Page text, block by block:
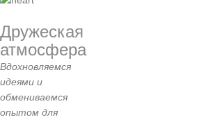
Дружеская
атмосфера
Вдохновляемся
идеями и
обмениваемся
опытом для